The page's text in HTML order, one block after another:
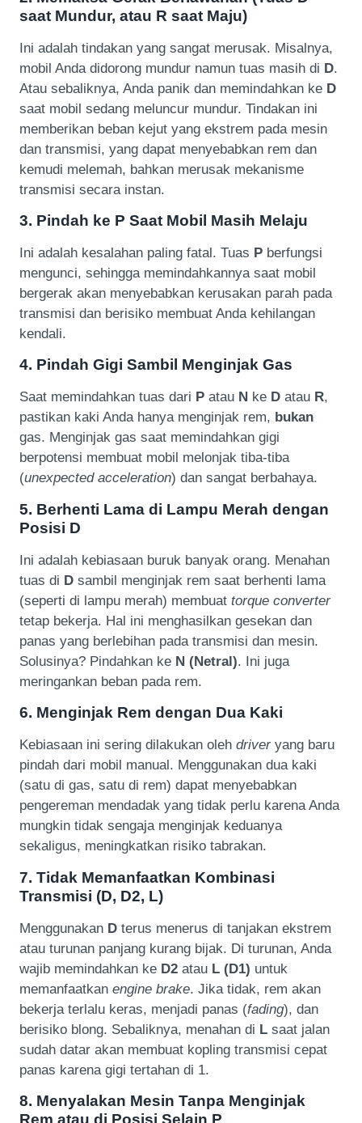
saat Mundur, atau R saat Maju)
Ini adalah tindakan yang sangat merusak. Misalnya,
mobil Anda didorong mundur namun tuas masih di D.
Atau sebaliknya, Anda panik dan memindahkan ke D
saat mobil sedang meluncur mundur. Tindakan ini
memberikan beban kejut yang ekstrem pada mesin
dan transmisi, yang dapat menyebabkan rem dan
kemudi melemah, bahkan merusak mekanisme
transmisi secara instan.
3. Pindah ke P Saat Mobil Masih Melaju
Ini adalah kesalahan paling fatal. Tuas P berfungsi
mengunci, sehingga memindahkannya saat mobil
bergerak akan menyebabkan kerusakan parah pada
transmisi dan berisiko membuat Anda kehilangan
kendali.
4. Pindah Gigi Sambil Menginjak Gas
Saat memindahkan tuas dari P atau N ke D atau R,
pastikan kaki Anda hanya menginjak rem, bukan
gas. Menginjak gas saat memindahkan gigi
berpotensi membuat mobil melonjak tiba-tiba
(unexpected acceleration) dan sangat berbahaya.
5. Berhenti Lama di Lampu Merah dengan
Posisi D
Ini adalah kebiasaan buruk banyak orang. Menahan
tuas di D sambil menginjak rem saat berhenti lama
(seperti di lampu merah) membuat torque converter
tetap bekerja. Hal ini menghasilkan gesekan dan
panas yang berlebihan pada transmisi dan mesin.
Solusinya? Pindahkan ke N (Netral). Ini juga
meringankan beban pada rem.
6. Menginjak Rem dengan Dua Kaki
Kebiasaan ini sering dilakukan oleh driveryang baru
pindah dari mobil manual. Menggunakan dua kaki
(satu di gas, satu di rem) dapat menyebabkan
pengereman mendadak yang tidak perlu karena Anda
mungkin tidak sengaja menginjak keduanya
sekaligus, meningkatkan risiko tabrakan.
7. Tidak Memanfaatkan Kombinasi
Transmisi (D, D2, L)
Menggunakan D terus menerus di tanjakan ekstrem
atau turunan panjang kurang bijak. Di turunan, Anda
wajib memindahkan ke D2 atau L (D1) untuk
memanfaatkan engine brake. Jika tidak, rem akan
bekerja terlalu keras, menjadi panas (fading), dan
berisiko blong. Sebaliknya, menahan di L saat jalan
sudah datar akan membuat kopling transmisi cepat
panas karena gigi tertahan di 1.
8. Menyalakan Mesin Tanpa Menginjak
Rem atau di Posisi Selain P